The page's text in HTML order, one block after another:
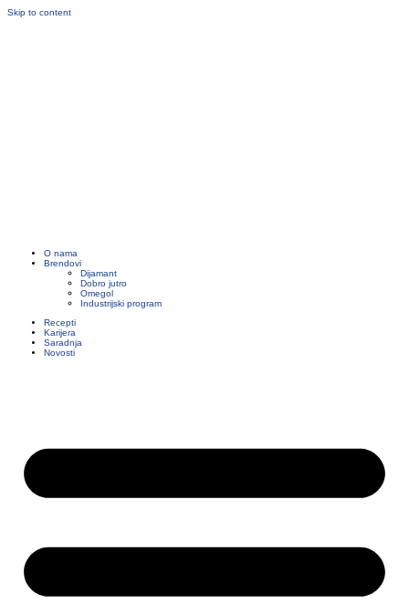
Skip to content
O nama
Brendovi
Dijamant
Dobro jutro
Omegol
Industrijski program
Recepti
Karijera
Saradnja
Novosti